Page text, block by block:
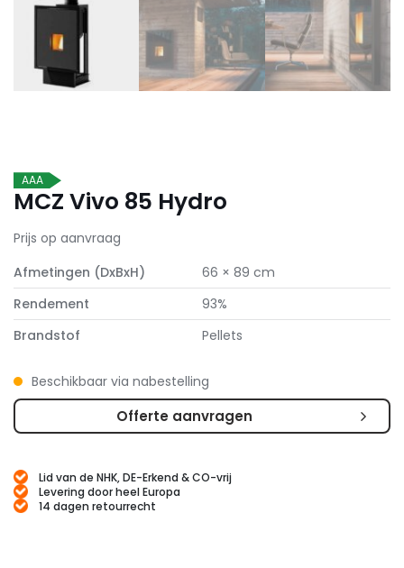
AAA
MCZ Vivo 85 Hydro
Prijs op aanvraag
Afmetingen (DxBxH)
66 × 89 cm
Rendement
93%
Brandstof
Pellets
Beschikbaar via nabestelling
Offerte aanvragen
Lid van de NHK, DE-Erkend & CO-vrij
Levering door heel Europa
14 dagen retourrecht